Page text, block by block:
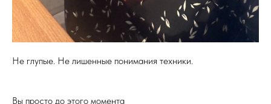
Не глупые. Не лишенные понимания техники.
Вы просто до этого момента